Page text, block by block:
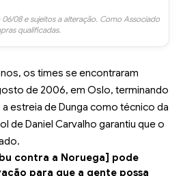
08 e sujeitos a alteração. Como Associado
qualificadas.
os times se encontraram
de 2006, em Oslo, terminando
a estreia de Dunga como técnico da
de Daniel Carvalho garantiu que o
contra a Noruega] pode
para que a gente possa